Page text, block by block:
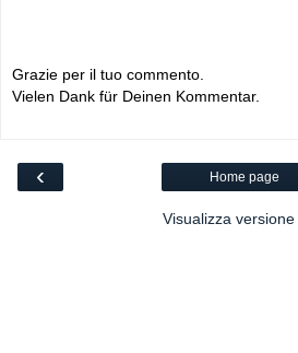
Grazie per il tuo commento.
Vielen Dank für Deinen Kommentar.
‹ Home page
Visualizza versione